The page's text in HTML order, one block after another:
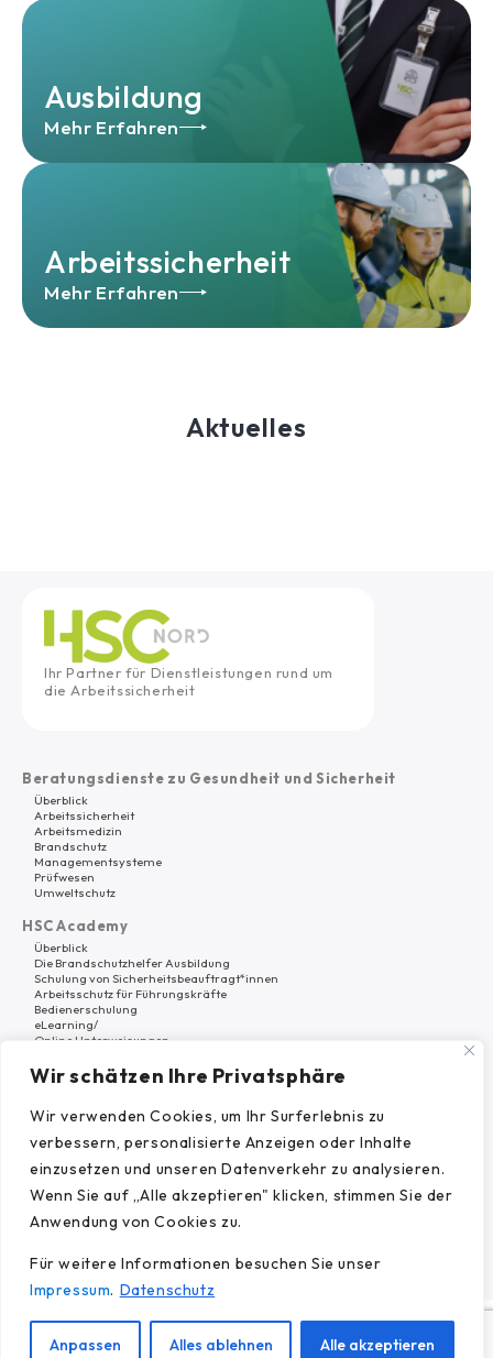
Wir schätzen Ihre Privatsphäre
Wir verwenden Cookies, um Ihr Surferlebnis zu
verbessern, personalisierte Anzeigen oder Inhalte
einzusetzen und unseren Datenverkehr zu analysieren.
Wenn Sie auf „Alle akzeptieren" klicken, stimmen Sie der
Anwendung von Cookies zu.
Für weitere Informationen besuchen Sie unser
Impressum. Datenschutz
Anpassen Alles ablehnen Alle akzeptieren
Ausbildung
Mehr Erfahren
Arbeitssicherheit
Mehr Erfahren
Aktuelles
Ihr Partner für Dienstleistungen rund um
die Arbeitssicherheit
Beratungsdienste zu Gesundheit und Sicherheit
Überblick
Arbeitssicherheit
Arbeitsmedizin
Brandschutz
Managementsysteme
Prüfwesen
Umweltschutz
HSC Academy
Überblick
Die Brandschutzhelfer Ausbildung
Schulung von Sicherheitsbeauftragt*innen
Arbeitsschutz für Führungskräfte
Bedienerschulung
eLearning/
Online Unterweisungen
Software
HSC Platform
Warum HSC Nord?
Über uns
Referenzen
© 2024 HSC Nord GmbH.
Impressum.